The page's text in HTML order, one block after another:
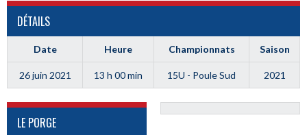
DÉTAILS
Date Heure Championnats Saison
26 juin 2021 13 h 00 min 15U - Poule Sud 2021
LE PORGE